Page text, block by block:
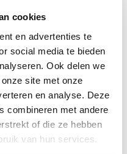
cookies
en advertenties te
social media te bieden
Ook delen we
site met onze
en analyse. Deze
combineren met andere
of die ze hebben
van hun services.
BALANCE
Black